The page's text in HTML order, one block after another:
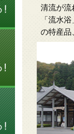
清流が流
「流水
の特産品